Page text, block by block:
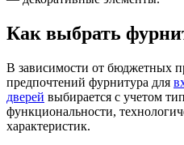
Как выбрать
В зависимости от бюджетных
предпочтений фурнитура для
дверей выбирается с учетом
функциональности,
характеристик.